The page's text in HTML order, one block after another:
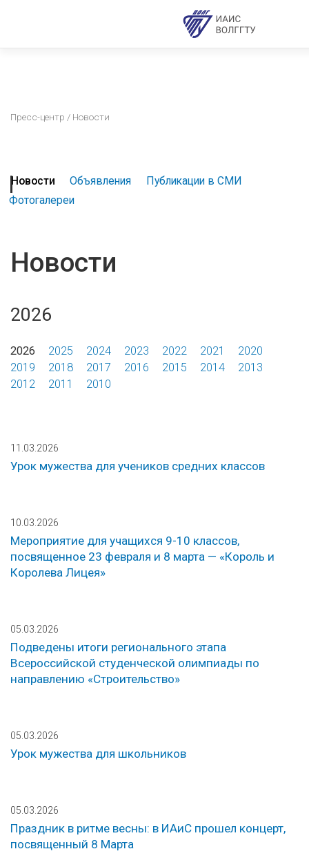
Пресс-центр / Новости
Новости Объявления
Публикации в СМИ
Фотогалереи
Новости
2026
2026 2025 2024 2023 2022 2021
2020
2019
2018 2017 2016 2015 2014
2013
2012
2011 2010
11.03.2026
Урок мужества для учеников средних классов
10.03.2026
Мероприятие для учащихся 9-10 классов,
посвященное 23 февраля и 8 марта — «Король и
Королева Лицея»
05.03.2026
Подведены итоги регионального этапа
Всероссийской студенческой олимпиады по
направлению «Строительство»
05.03.2026
Урок мужества для школьников
05.03.2026
Праздник в ритме весны: в ИАиС прошел концерт,
посвященный 8 Марта